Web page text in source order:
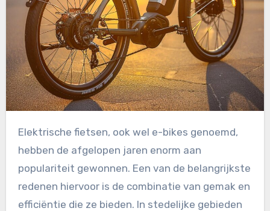
Elektrische fietsen, ook wel e-bikes genoemd,
hebben de afgelopen jaren enorm aan
populariteit gewonnen. Een van de belangrijkste
redenen hiervoor is de combinatie van gemak en
efficiëntie die ze bieden. In stedelijke gebieden